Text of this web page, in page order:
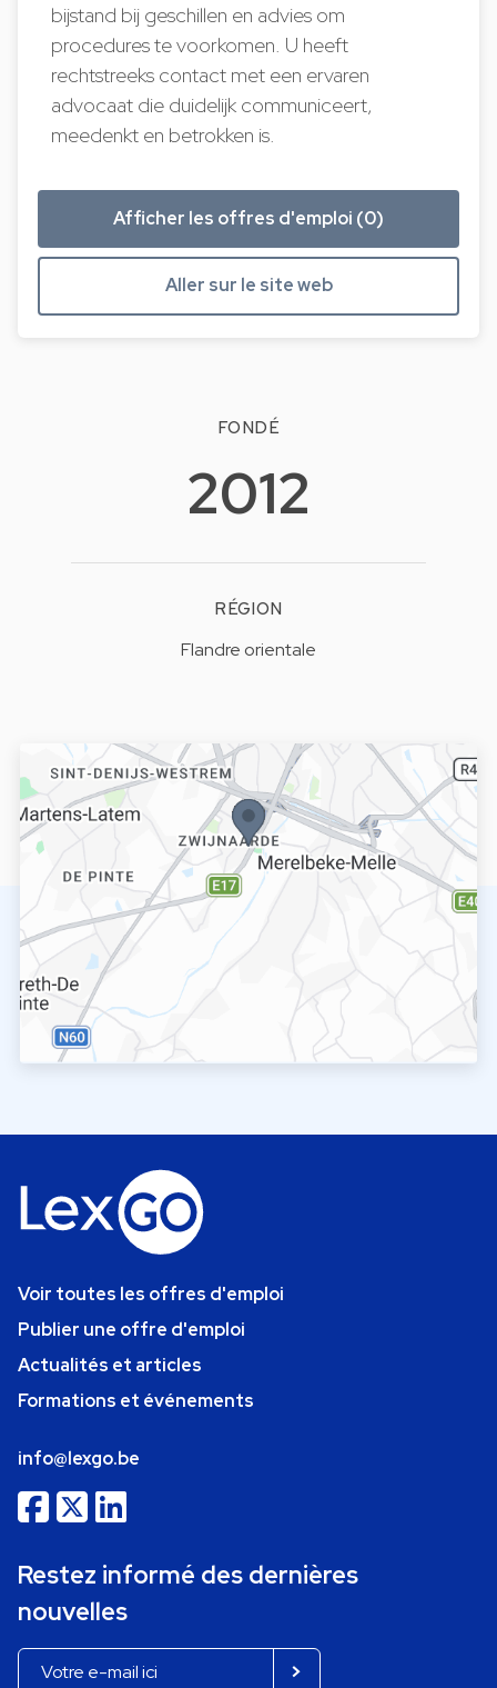
bijstand bij geschillen en advies om
procedures te voorkomen. U heeft
rechtstreeks contact met een ervaren
advocaat die duidelijk communiceert,
meedenkt en betrokken is.
Afficher les offres d'emploi (0)
Aller sur le site web
FONDÉ
2012
RÉGION
Flandre orientale
Voir toutes les offres d'emploi
Publier une offre d'emploi
Actualités et articles
Formations et événements
info@lexgo.be
Restez informé des dernières
nouvelles